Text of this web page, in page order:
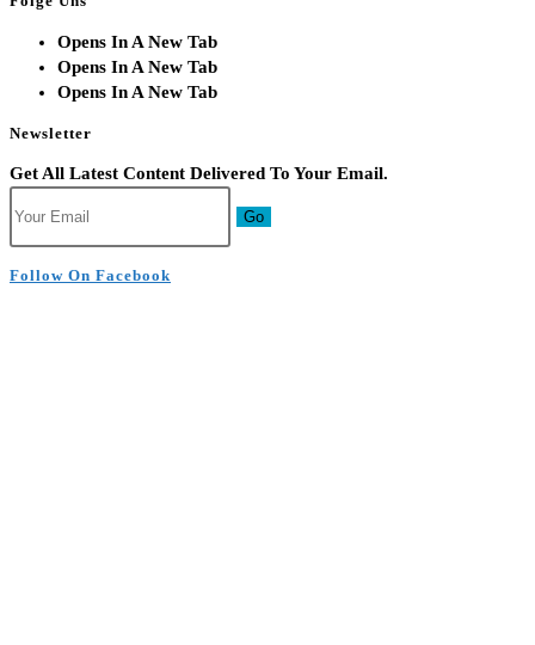
Opens In A New Tab
Opens In A New Tab
Opens In A New Tab
Newsletter
Get All Latest Content Delivered To Your Email.
Go
Follow On Facebook